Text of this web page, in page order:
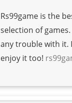
Rs99game is the
selection of games.
any trouble with it.
enjoy it too!